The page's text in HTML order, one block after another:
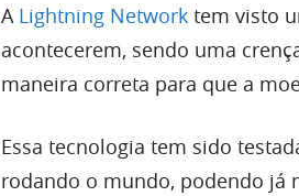
A Lightning Network tem visto
acontecerem, sendo uma
maneira correta para que a
Essa tecnologia tem sido
rodando o mundo, podendo já